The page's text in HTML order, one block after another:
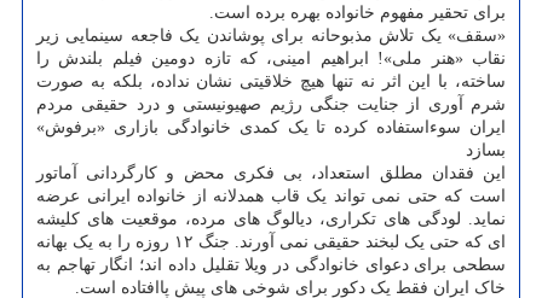
برای تحقیر مفهوم خانواده بهره برده است.
«سقف» یک تلاش مذبوحانه برای پوشاندن یک فاجعه سینمایی زیر
نقاب «هنر ملی»! ابراهیم امینی، که تازه دومین فیلم بلندش را
ساخته، با این اثر نه تنها هیچ خلاقیتی نشان نداده، بلکه به صورت
شرم آوری از جنایت جنگی رژیم صهیونیستی و درد حقیقی مردم
ایران سوءاستفاده کرده تا یک کمدی خانوادگی بازاری «برفوش»
بسازد
این فقدان مطلق استعداد، بی فکری محض و کارگردانی آماتور
است که حتی نمی تواند یک قاب همدلانه از خانواده ایرانی عرضه
نماید. لودگی های تکراری، دیالوگ های مرده، موقعیت های کلیشه
ای که حتی یک لبخند حقیقی نمی آورند. جنگ ۱۲ روزه را به یک بهانه
سطحی برای دعوای خانوادگی در ویلا تقلیل داده اند؛ انگار تهاجم به
خاک ایران فقط یک دکور برای شوخی های پیش پاافتاده است.